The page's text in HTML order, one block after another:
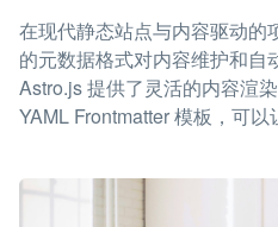
在现代静态站点与内容驱动的
的元数据格式对内容维护和自
Astro.js 提供了灵活的内容渲
YAML Frontmatter 模板，可以